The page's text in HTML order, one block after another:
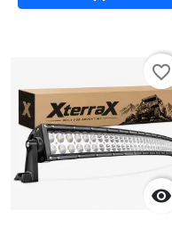

favorite_border